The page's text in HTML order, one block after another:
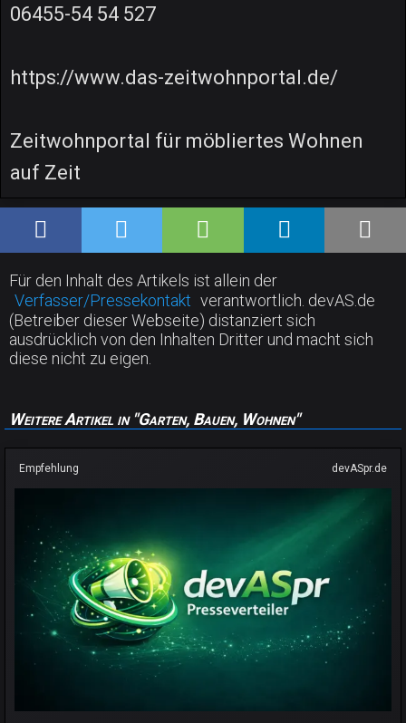
06455-54 54 527
https://www.das-zeitwohnportal.de/
Zeitwohnportal für möbliertes Wohnen
auf Zeit
Für den Inhalt des Artikels ist allein der
Verfasser/Pressekontakt verantwortlich. devAS.de
(Betreiber dieser Webseite) distanziert sich
ausdrücklich von den Inhalten Dritter und macht sich
diese nicht zu eigen.
Weitere Artikel in "Garten, Bauen, Wohnen"
Empfehlung devASpr.de